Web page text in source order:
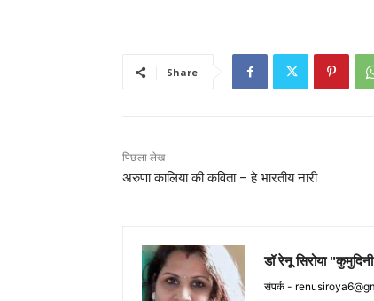
Share
पिछला लेख
अरुणा कालिया की कविता – हे भारतीय नारी
डॉ रेनू सिरोया
संपर्क -